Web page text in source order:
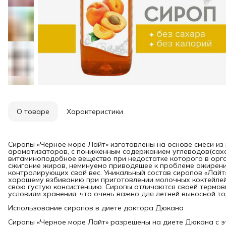
О товаре Характеристики
Сиропы «Черное море Лайт» изготовлены на основе смеси
ароматизаторов, с пониженным содержанием
витаминоподобное вещество при недостатке которого в
сжигание жиров, неминуемо приводящее к проблеме
контролирующих свой вес. Уникальный состав сиропов
хорошему взбиванию при приготовлении молочных
свою густую консистенцию. Сиропы отличаются своей
условиям хранения, что очень важно для летней выносной
Использование сиропов в диете доктора Дюкана
Сиропы «Черное море Лайт» разрешены на диете Дюкана с